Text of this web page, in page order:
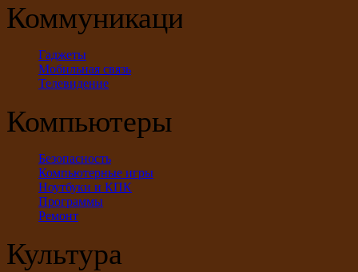
Коммуникации
Гаджеты
Мобильная связь
Телевидение
Компьютеры
Безопасность
Компьютерные игры
Ноутбуки и КПК
Программы
Ремонт
Культура